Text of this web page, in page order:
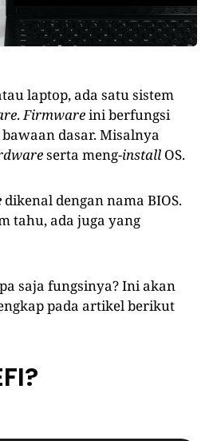
laptop, ada satu sistem
.Firmwareini berfungsi
dasar. Misalnya
serta meng-install OS.
dikenal dengan nama BIOS.
tahu, ada juga yang
saja fungsinya? Ini akan
pada artikel berikut